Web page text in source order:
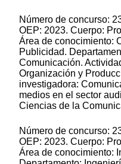
Número de concurso:
OEP: 2023. Cuerpo:
Área de conocimiento:
Publicidad.
Comunicación.
Organización y
investigadora:
medios en el sector
Ciencias de la
Número de concurso:
OEP: 2023. Cuerpo:
Área de conocimiento: